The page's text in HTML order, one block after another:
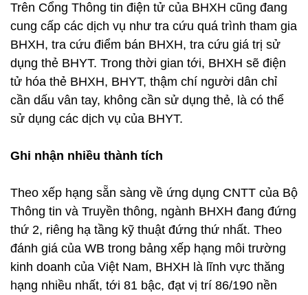
Trên Cổng Thông tin điện tử của BHXH cũng đang
cung cấp các dịch vụ như tra cứu quá trình tham gia
BHXH, tra cứu điểm bán BHXH, tra cứu giá trị sử
dụng thẻ BHYT. Trong thời gian tới, BHXH sẽ điện
tử hóa thẻ BHXH, BHYT, thậm chí người dân chỉ
cần dấu vân tay, không cần sử dụng thẻ, là có thể
sử dụng các dịch vụ của BHYT.
Ghi nhận nhiều thành tích
Theo xếp hạng sẵn sàng về ứng dụng CNTT của Bộ
Thông tin và Truyền thông, ngành BHXH đang đứng
thứ 2, riêng hạ tầng kỹ thuật đứng thứ nhất. Theo
đánh giá của WB trong bảng xếp hạng môi trường
kinh doanh của Việt Nam, BHXH là lĩnh vực thăng
hạng nhiều nhất, tới 81 bậc, đạt vị trí 86/190 nền